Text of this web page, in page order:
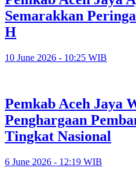
Semarakkan
H
10 June 2026 - 10:25 WIB
Pemkab Aceh Jaya
Penghargaan
Tingkat Nasional
6 June 2026 - 12:19 WIB